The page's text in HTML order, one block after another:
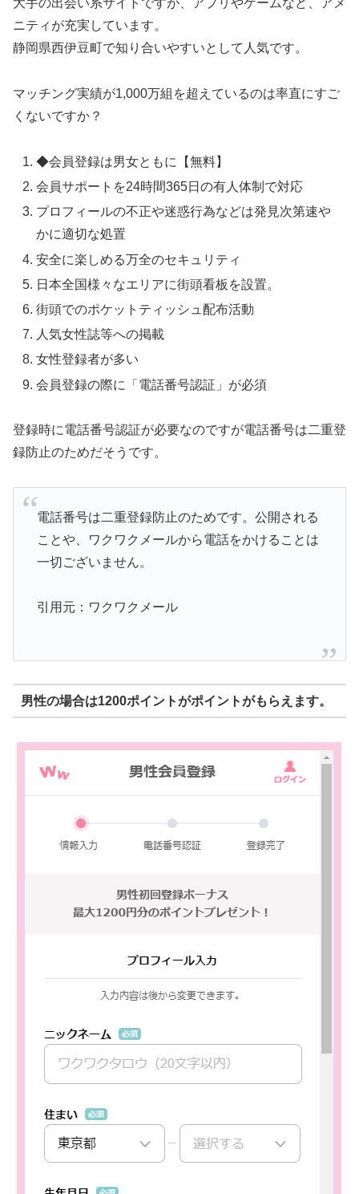
大手の出会い系サイトですが、アプリやゲームなど、アメ
ニティが充実しています。
静岡県西伊豆町で知り合いやすいとして人気です。
マッチング実績が1,000万組を超えているのは率直にすご
くないですか？
◆会員登録は男女ともに【無料】
会員サポートを24時間365日の有人体制で対応
プロフィールの不正や迷惑行為などは発見次第速や
かに適切な処置
安全に楽しめる万全のセキュリティ
日本全国様々なエリアに街頭看板を設置。
街頭でのポケットティッシュ配布活動
人気女性誌等への掲載
女性登録者が多い
会員登録の際に「電話番号認証」が必須
登録時に電話番号認証が必要なのですが電話番号は二重登
録防止のためだそうです。
電話番号は二重登録防止のためです。公開される
ことや、ワクワクメールから電話をかけることは
一切ございません。
引用元：ワクワクメール
男性の場合は1200ポイントがポイントがもらえます。